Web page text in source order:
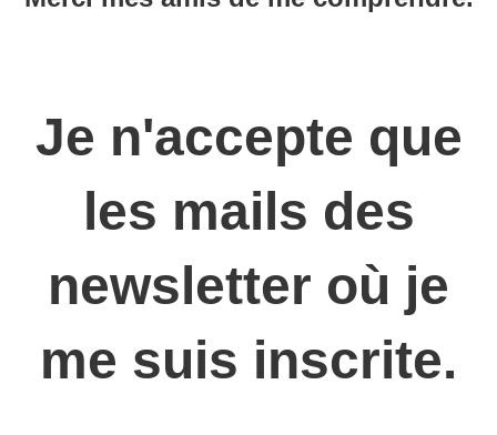
Je n'accepte que
les mails des
newsletter où je
me suis inscrite.